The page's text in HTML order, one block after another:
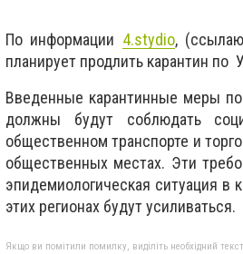
По информации 4.stydio,
планирует продлить карантин по
Введенные карантинные меры
должны будут соблюдать
общественном транспорте и
общественных местах. Эти
эпидемиологическая ситуация
этих регионах будут усиливаться.
Якщо ви помітили помилку, виділіть необхідний